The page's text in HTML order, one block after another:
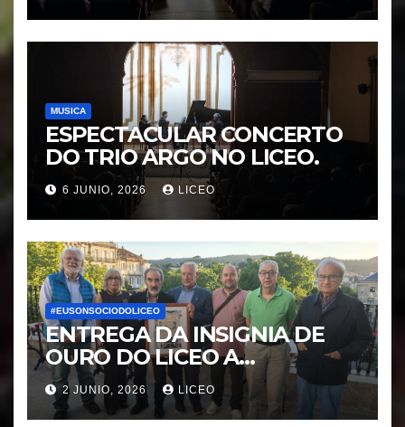
MUSICA
ESPECTACULAR CONCERTO
DO TRIO ARGO NO LICEO.
6 JUNIO, 2026 LICEO
#EUSONSOCIODOLICEO
ENTREGA DA INSIGNIA DE
OURO DO LICEO A
FRANCISCO NOVOA
RODRIGUEZ
2 JUNIO, 2026 LICEO